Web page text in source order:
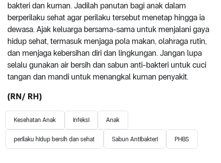
bakteri dan kuman. Jadilah panutan bagi anak dalam
berperilaku sehat agar perilaku tersebut menetap hingga ia
dewasa. Ajak keluarga bersama-sama untuk menjalani gaya
hidup sehat, termasuk menjaga pola makan, olahraga rutin,
dan menjaga kebersihan diri dan lingkungan. Jangan lupa
selalu gunakan air bersih dan sabun anti-bakteri untuk cuci
tangan dan mandi untuk menangkal kuman penyakit.
(RN/ RH)
Kesehatan Anak infeksi Anak
perilaku hidup bersih dan sehat Sabun Antibakteri PHBS